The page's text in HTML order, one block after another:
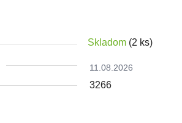
Skladom (2 ks)
11.08.2026
3266